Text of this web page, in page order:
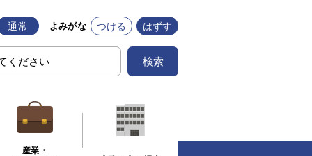
通常 よみがな つける はずす
検索
産業・